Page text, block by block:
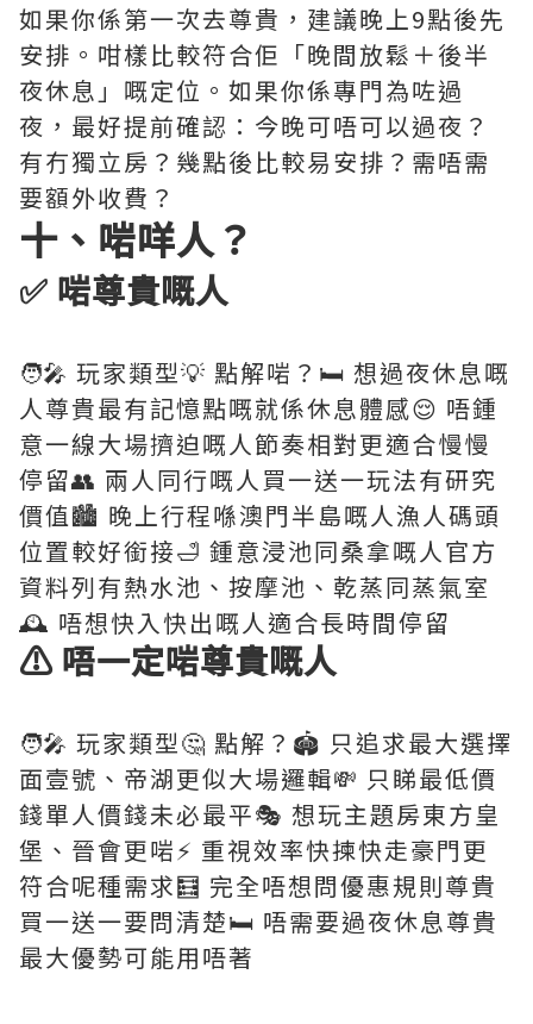
如果你係第一次去尊貴，建議晚上9點後先
安排。咁樣比較符合佢「晚間放鬆＋後半
夜休息」嘅定位。如果你係專門為咗過
夜，最好提前確認：今晚可唔可以過夜？
有冇獨立房？幾點後比較易安排？需唔需
要額外收費？
十、啱咩人？
✅ 啱尊貴嘅人
🧑‍🎤 玩家類型💡 點解啱？🛏️ 想過夜休息嘅
人尊貴最有記憶點嘅就係休息體感😌 唔鍾
意一線大場擠迫嘅人節奏相對更適合慢慢
停留👥 兩人同行嘅人買一送一玩法有研究
價值🏙️ 晚上行程喺澳門半島嘅人漁人碼頭
位置較好銜接🛁 鍾意浸池同桑拿嘅人官方
資料列有熱水池、按摩池、乾蒸同蒸氣室
🕰️ 唔想快入快出嘅人適合長時間停留
⚠️ 唔一定啱尊貴嘅人
🧑‍🎤 玩家類型🤔 點解？🏟️ 只追求最大選擇
面壹號、帝湖更似大場邏輯💸 只睇最低價
錢單人價錢未必最平🎭 想玩主題房東方皇
堡、晉會更啱⚡ 重視效率快揀快走豪門更
符合呢種需求🧮 完全唔想問優惠規則尊貴
買一送一要問清楚🛏️ 唔需要過夜休息尊貴
最大優勢可能用唔著